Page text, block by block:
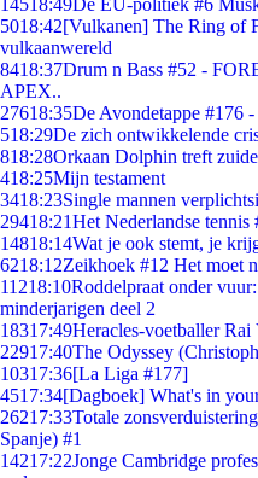
14518:49De EU-politiek #6
5018:42[Vulkanen] The Ring of
vulkaanwereld
8418:37Drum n Bass #52 -
APEX..
27618:35De Avondetappe #176
518:29De zich ontwikkelende
818:28Orkaan Dolphin treft
418:25Mijn testament
3418:23Single mannen
29418:21Het Nederlandse tennis
14818:14Wat je ook stemt, je
6218:12Zeikhoek #12 Het moet
11218:10Roddelpraat onder
minderjarigen deel 2
18317:49Heracles-voetballer
22917:40The Odyssey
10317:36[La Liga #177]
4517:34[Dagboek] What's in
26217:33Totale
Spanje) #1
14217:22Jonge Cambridge